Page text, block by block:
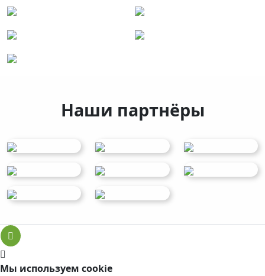
Наши партнёры
Мы используем cookie